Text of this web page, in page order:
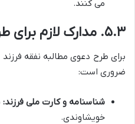
می کنند.
۵.۳. مدارک لازم برای طرح دعوی
برای طرح دعوی مطالبه نفقه
ضروری است:
شناسنامه و کارت ملی فرزند:
خویشاوندی.